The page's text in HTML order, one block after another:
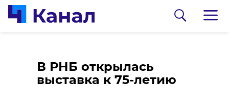
В РНБ открылась
выставка к 75-летию